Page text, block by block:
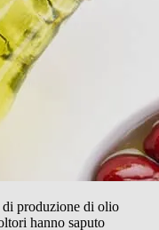
produzione di olio
hanno saputo